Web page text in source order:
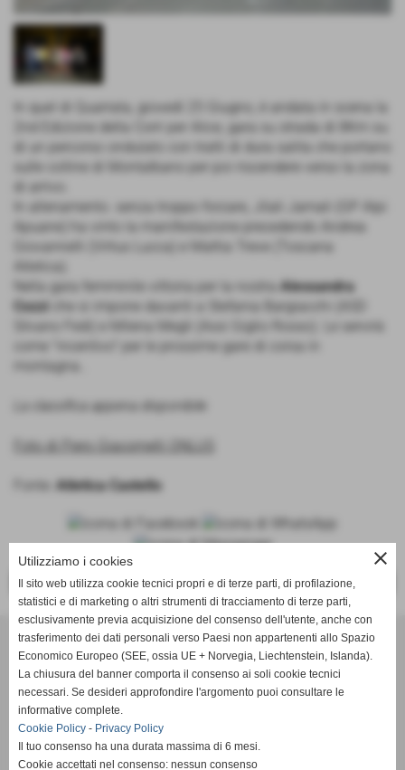
In quel di Quarrata, giovedì 25 Giugno, è andata in scena la
2nd Edizione della Corri per Alice, gara su strada di 8Km su
di un percorso ondulato con tratti di dura salita che portano
sulle colline di Montalbano per poi riscendere verso la zona
di arrivo.
In allenamento. senza troppo forzare, Jilali Jamali (GP Alpi
Apuane) ha vinto la manifestazione precedendo Andrea
Giovannelli (Virtus Lucca) e Mattia Treve (Toscana
Nella gara femminile vittoria per la nostra Alessandra
Cozzi
che si impone davanti a Stefania Bargiacchi (ASD
Silvano Fedi) e Milena Megli (Assi Giglio Rosso). Le servirà
come "incentivo" per le prossime gare di corsa in
montagna..
La classifica appena disponibile
Foto di Piero Giacomelli ONLUS
Atletica Castello
<<
ASD Atletica Castello
Via Reginaldo Giuliani, 518 - 50141 Firenze (FI)
P.IVA 01621990488
close
Utilizziamo i cookies
Il sito web utilizza cookie tecnici propri e di terze parti, di profilazione,
statistici e di marketing o altri strumenti di tracciamento di terze parti,
esclusivamente previa acquisizione del consenso dell'utente, anche con
trasferimento dei dati personali verso Paesi non appartenenti allo Spazio
Economico Europeo (SEE, ossia UE + Norvegia, Liechtenstein, Islanda).
La chiusura del banner comporta il consenso ai soli cookie tecnici
necessari. Se desideri approfondire l'argomento puoi consultare le
informative complete.
Cookie Policy - Privacy Policy
Il tuo consenso ha una durata massima di 6 mesi.
Cookie accettati nel consenso: nessun consenso